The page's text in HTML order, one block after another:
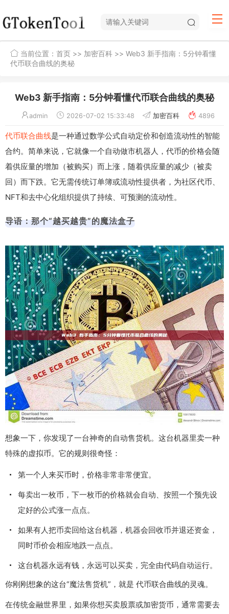
当前位置： 首页 >> 加密百科 >> Web3 新手指南：5分钟看懂
代币联合曲线的奥秘
Web3 新手指南：5分钟看懂代币联合曲线的奥秘
admin 2026-07-02 15:33:48 加密百科 4896
代币联合曲线是一种通过数学公式自动定价和创造流动性的智能
合约。简单来说，它就像一个自动做市机器人，代币的价格会随
着供应量的增加（被购买）而上涨，随着供应量的减少（被卖
回）而下跌。它无需传统订单簿或流动性提供者，为社区代币、
NFT和去中心化组织提供了持续、可预测的流动性。
导语：那个“越买越贵”的魔法盒子
想象一下，你发现了一台神奇的自动售货机。这台机器里卖一种
特殊的虚拟币。它的规则很奇怪：
第一个人来买币时，价格非常非常便宜。
每卖出一枚币，下一枚币的价格就会自动、按照一个预先设
定好的公式涨一点点。
如果有人把币卖回给这台机器，机器会回收币并退还资金，
同时币价会相应地跌一点点。
这台机器永远有钱，永远可以买卖，完全由代码自动运行。
你刚刚想象的这台“魔法售货机”，就是 代币联合曲线的灵魂。
在传统金融世界里，如果你想买卖股票或加密货币，通常需要去